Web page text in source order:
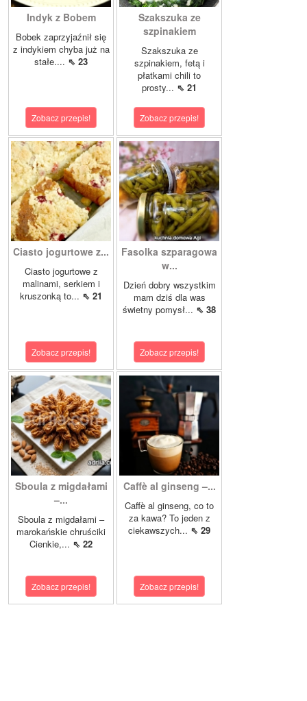
Indyk z Bobem
Bobek zaprzyjaźnił się
z indykiem chyba już na
stałe.... ⇖ 23
Zobacz przepis!
Szakszuka ze
szpinakiem
Szakszuka ze
szpinakiem, fetą i
płatkami chili to
prosty... ⇖ 21
Zobacz przepis!
Ciasto jogurtowe z...
Ciasto jogurtowe z
malinami, serkiem i
kruszonką to... ⇖ 21
Zobacz przepis!
Fasolka szparagowa
w...
Dzień dobry wszystkim
mam dziś dla was
świetny pomysł... ⇖ 38
Zobacz przepis!
Sboula z migdałami
–...
Sboula z migdałami –
marokańskie chruściki
Cienkie,... ⇖ 22
Zobacz przepis!
Caffè al ginseng –...
Caffè al ginseng, co to
za kawa? To jeden z
ciekawszych... ⇖ 29
Zobacz przepis!